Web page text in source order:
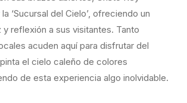
‘Sucursal del Cielo’, ofreciendo un
reflexión a sus visitantes. Tanto
acuden aquí para disfrutar del
el cielo caleño de colores
de esta experiencia algo inolvidable.